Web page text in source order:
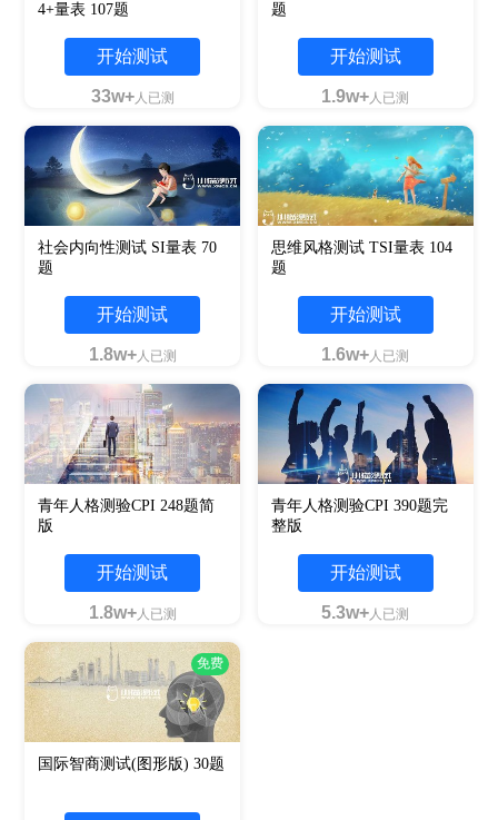
4+量表 107题
开始测试
33w+人已测
题
开始测试
1.9w+人已测
社会内向性测试 SI量表 70
题
开始测试
1.8w+人已测
思维风格测试 TSI量表 104
题
开始测试
1.6w+人已测
青年人格测验CPI 248题简
版
开始测试
1.8w+人已测
青年人格测验CPI 390题完
整版
开始测试
5.3w+人已测
免费
国际智商测试(图形版) 30题